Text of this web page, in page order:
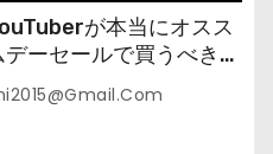
が本当にオスス
ーセールで買うべきも